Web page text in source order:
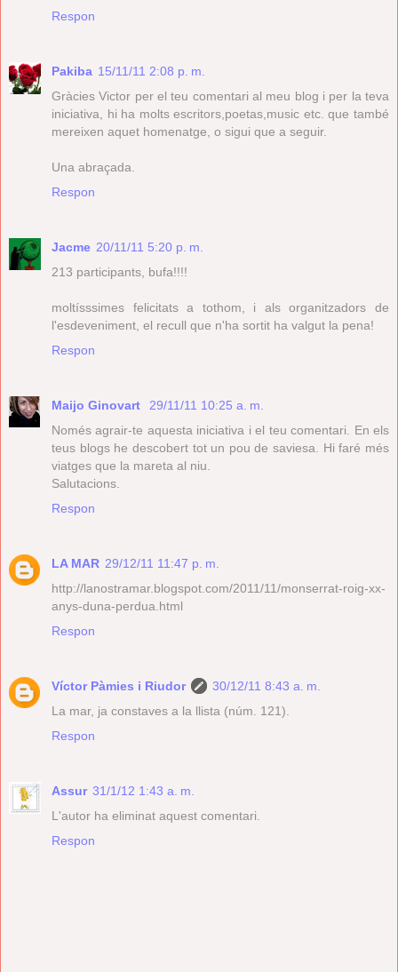
Respon
Pakiba 15/11/11 2:08 p. m.
Gràcies Victor per el teu comentari al meu blog i per la teva
iniciativa, hi ha molts escritors,poetas,music etc. que també
mereixen aquet homenatge, o sigui que a seguir.
Una abraçada.
Respon
Jacme 20/11/11 5:20 p. m.
213 participants, bufa!!!!
moltísssimes felicitats a tothom, i als organitzadors de
l'esdeveniment, el recull que n'ha sortit ha valgut la pena!
Respon
Maijo Ginovart
29/11/11 10:25 a. m.
Només agrair-te aquesta iniciativa i el teu comentari. En els
teus blogs he descobert tot un pou de saviesa. Hi faré més
viatges que la mareta al niu.
Salutacions.
Respon
LA MAR 29/12/11 11:47 p. m.
http://lanostramar.blogspot.com/2011/11/monserrat-roig-xx-
anys-duna-perdua.html
Respon
Víctor Pàmies i Riudor
30/12/11 8:43 a. m.
La mar, ja constaves a la llista (núm. 121).
Respon
Assur 31/1/12 1:43 a. m.
L'autor ha eliminat aquest comentari.
Respon